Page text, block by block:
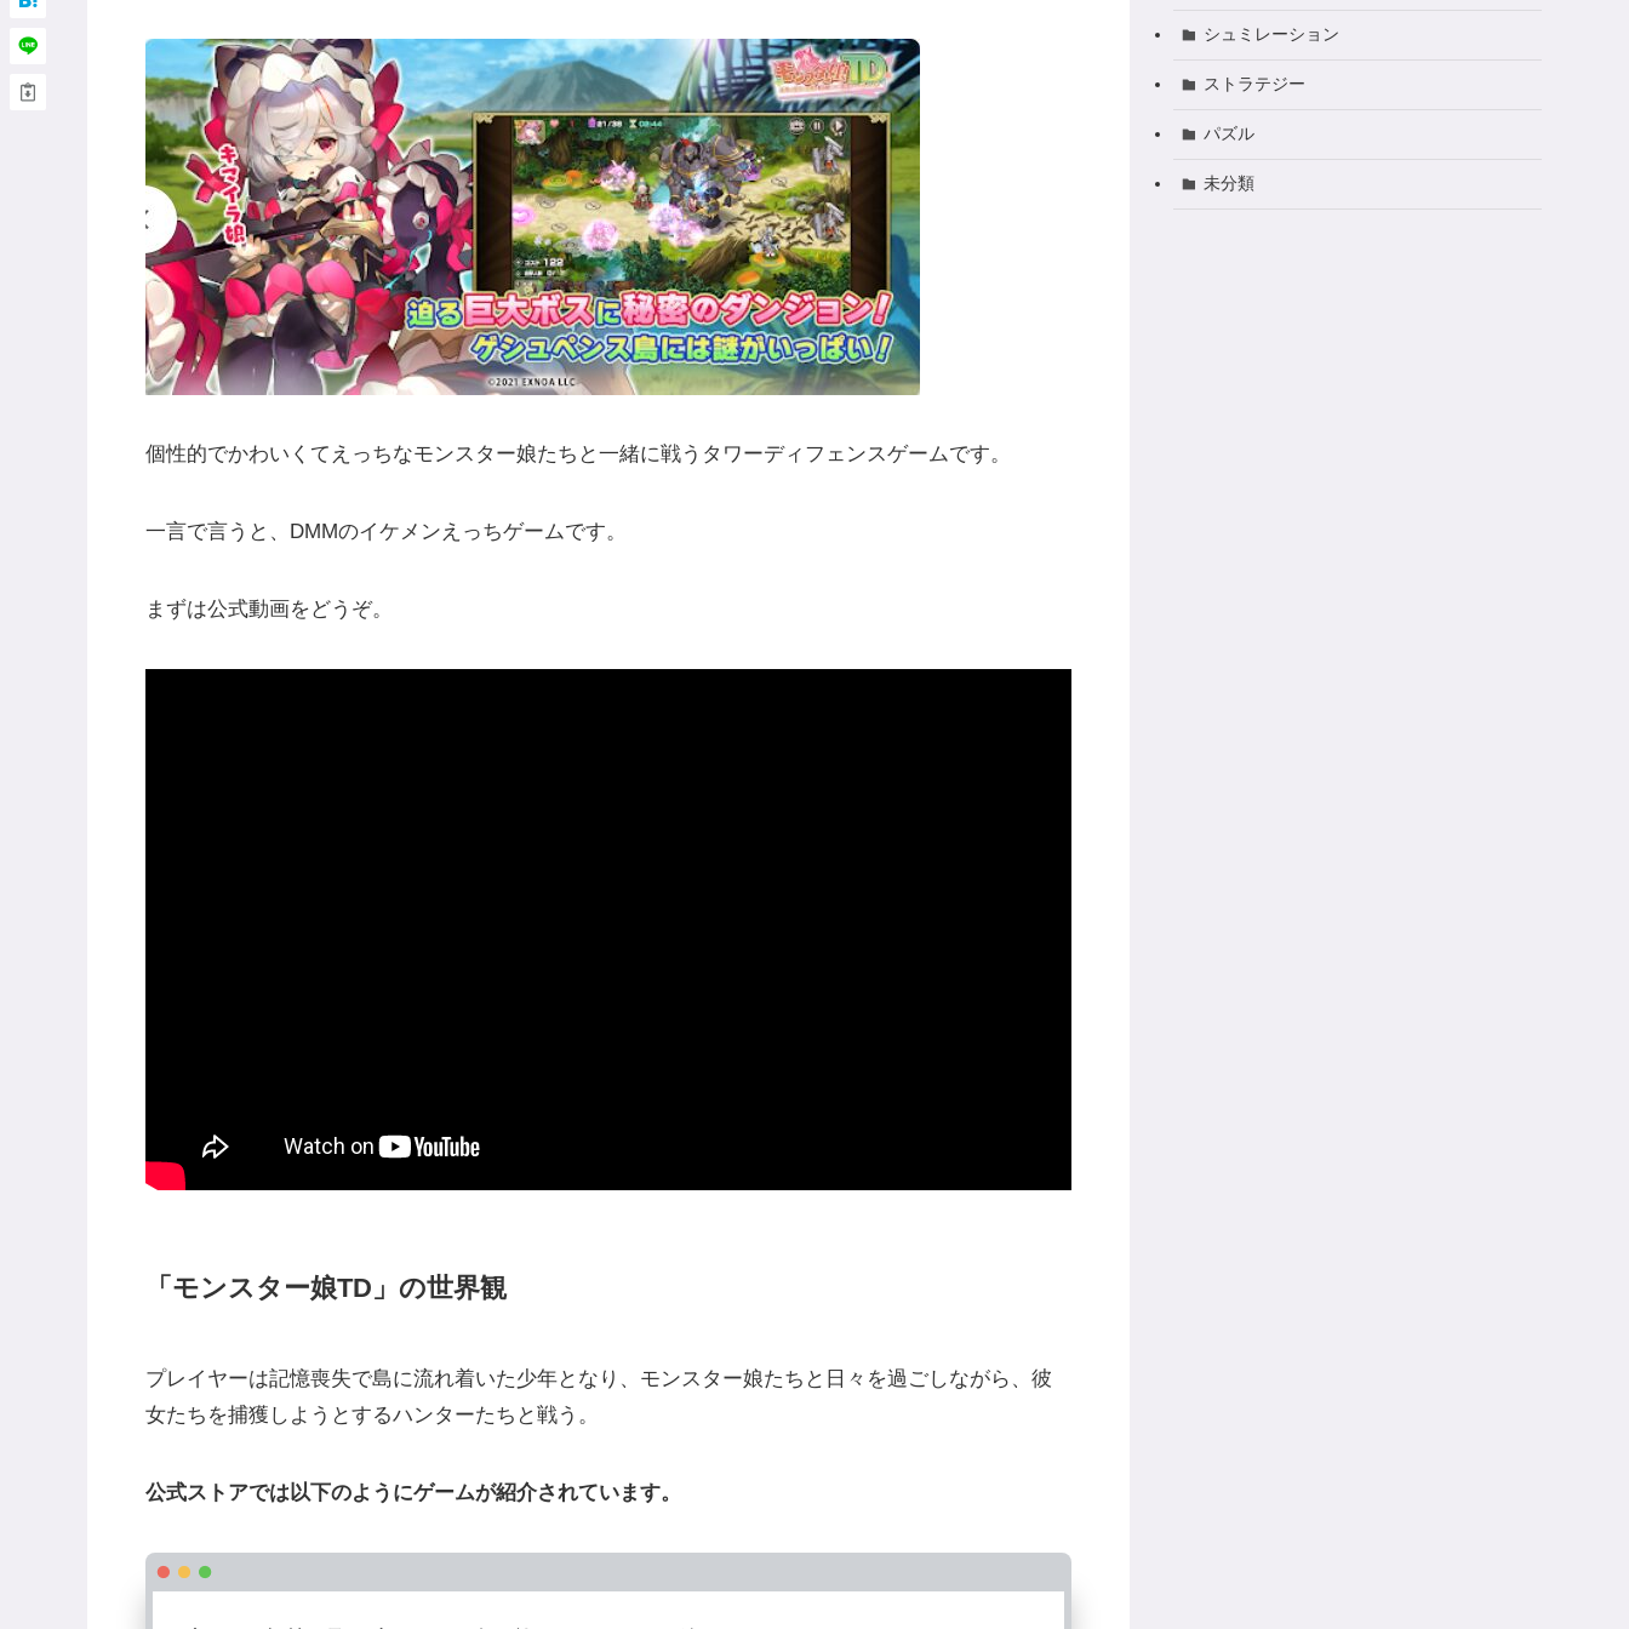
個性的でかわいくてえっちなモンスター娘たちと一緒に戦うタワーディフェンスゲームです。
一言で言うと、DMMのイケメンえっちゲームです。
まずは公式動画をどうぞ。
「モンスター娘TD」の世界観
プレイヤーは記憶喪失で島に流れ着いた少年となり、モンスター娘たちと日々を過ごしながら、彼
女たちを捕獲しようとするハンターたちと戦う。
公式ストアでは以下のようにゲームが紹介されています。
シュミレーション
ストラテジー
パズル
未分類